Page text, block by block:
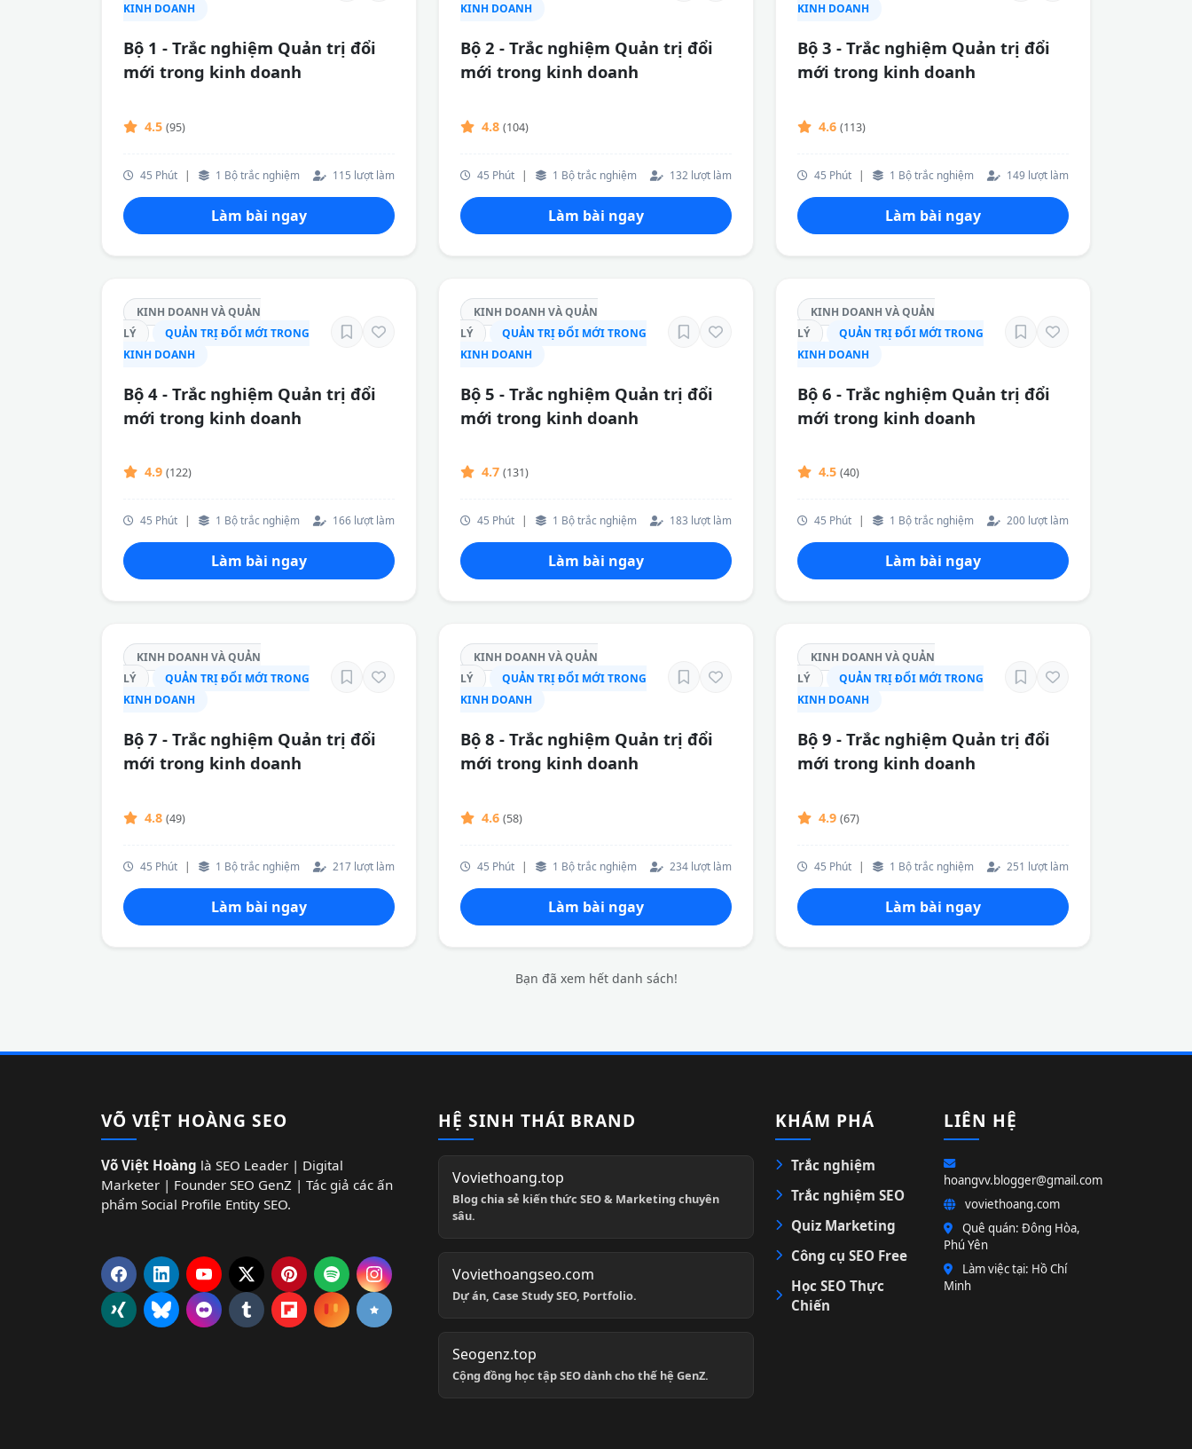
KINH DOANH
Bộ 1 - Trắc nghiệm Quản trị đổi
mới trong kinh doanh
4.5 (95)
45 Phút | 1 Bộ trắc nghiệm 115 lượt làm
Làm bài ngay
KINH DOANH
Bộ 2 - Trắc nghiệm Quản trị đổi
mới trong kinh doanh
4.8 (104)
45 Phút | 1 Bộ trắc nghiệm 132 lượt làm
Làm bài ngay
KINH DOANH
Bộ 3 - Trắc nghiệm Quản trị đổi
mới trong kinh doanh
4.6 (113)
45 Phút | 1 Bộ trắc nghiệm 149 lượt làm
Làm bài ngay
KINH DOANH VÀ QUẢN
LÝ
QUẢN TRỊ ĐỔI MỚI TRONG
KINH DOANH
Bộ 4 - Trắc nghiệm Quản trị đổi
mới trong kinh doanh
4.9 (122)
45 Phút | 1 Bộ trắc nghiệm 166 lượt làm
Làm bài ngay
KINH DOANH VÀ QUẢN
LÝ
QUẢN TRỊ ĐỔI MỚI TRONG
KINH DOANH
Bộ 5 - Trắc nghiệm Quản trị đổi
mới trong kinh doanh
4.7 (131)
45 Phút | 1 Bộ trắc nghiệm 183 lượt làm
Làm bài ngay
KINH DOANH VÀ QUẢN
LÝ
QUẢN TRỊ ĐỔI MỚI TRONG
KINH DOANH
Bộ 6 - Trắc nghiệm Quản trị đổi
mới trong kinh doanh
4.5 (40)
45 Phút | 1 Bộ trắc nghiệm 200 lượt làm
Làm bài ngay
KINH DOANH VÀ QUẢN
LÝ
QUẢN TRỊ ĐỔI MỚI TRONG
KINH DOANH
Bộ 7 - Trắc nghiệm Quản trị đổi
mới trong kinh doanh
4.8 (49)
45 Phút | 1 Bộ trắc nghiệm 217 lượt làm
Làm bài ngay
KINH DOANH VÀ QUẢN
LÝ
QUẢN TRỊ ĐỔI MỚI TRONG
KINH DOANH
Bộ 8 - Trắc nghiệm Quản trị đổi
mới trong kinh doanh
4.6 (58)
45 Phút | 1 Bộ trắc nghiệm 234 lượt làm
Làm bài ngay
KINH DOANH VÀ QUẢN
LÝ
QUẢN TRỊ ĐỔI MỚI TRONG
KINH DOANH
Bộ 9 - Trắc nghiệm Quản trị đổi
mới trong kinh doanh
4.9 (67)
45 Phút | 1 Bộ trắc nghiệm 251 lượt làm
Làm bài ngay
Bạn đã xem hết danh sách!
VÕ VIỆT HOÀNG SEO
Võ Việt Hoàng là SEO Leader | Digital
Marketer | Founder SEO GenZ | Tác giả các ấn
phẩm Social Profile Entity SEO.
HỆ SINH THÁI BRAND
Voviethoang.top
Blog chia sẻ kiến thức SEO & Marketing chuyên
sâu.
Voviethoangseo.com
Dự án, Case Study SEO, Portfolio.
Seogenz.top
Cộng đồng học tập SEO dành cho thế hệ GenZ.
KHÁM PHÁ
Trắc nghiệm
Trắc nghiệm SEO
Quiz Marketing
Công cụ SEO Free
Học SEO Thực
Chiến
LIÊN HỆ
hoangvv.blogger@gmail.com
voviethoang.com
Quê quán: Đông Hòa,
Phú Yên
Làm việc tại: Hồ Chí
Minh